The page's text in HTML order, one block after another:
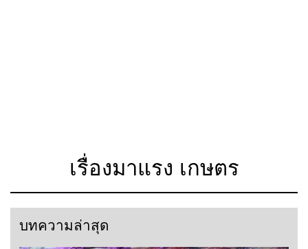
เรื่องมาแรง เกษตร
บทความล่าสุด